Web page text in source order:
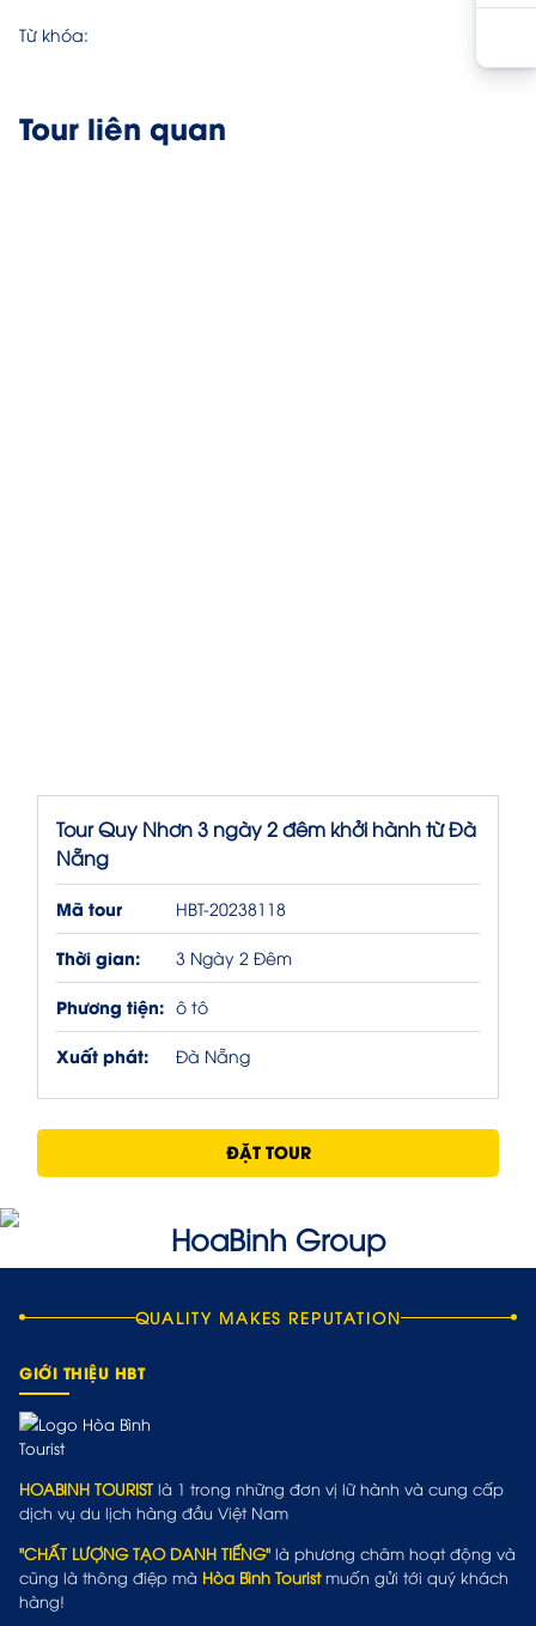
Từ khóa:
Tour liên quan
Tour Quy Nhơn 3 ngày 2 đêm khởi hành từ Đà
Nẵng
Mã tour HBT-20238118
Thời gian: 3 Ngày 2 Đêm
Phương tiện: ô tô
Xuất phát: Đà Nẵng
ĐẶT TOUR
QUALITY MAKES REPUTATION
GIỚI THIỆU HBT
HOABINH TOURIST là 1 trong những đơn vị lữ hành và cung cấp
dịch vụ du lịch hàng đầu Việt Nam
"CHẤT LƯỢNG TẠO DANH TIẾNG" là phương châm hoạt động và
cũng là thông điệp mà Hòa Bình Touristmuốn gửi tới quý khách
hàng!